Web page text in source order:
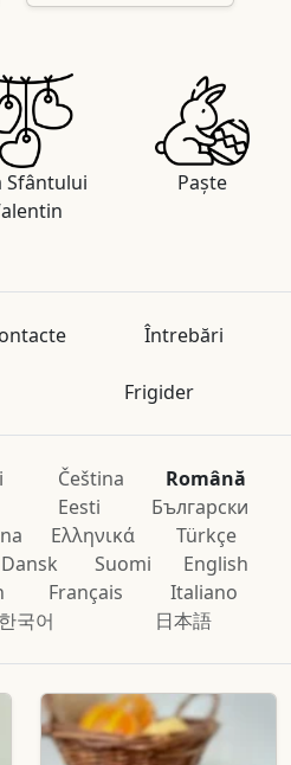
Sfântului
Paște
Întrebări
Frigider
Čeština
Română
Eesti
Български
Ελληνικά
Türkçe
Dansk Suomi
English
Français
Italiano
한국어 日本語